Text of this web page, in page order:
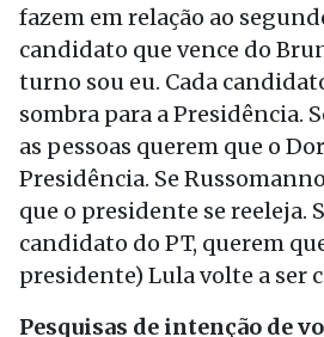
fazem em relação ao
candidato que vence do
turno sou eu. Cada
sombra para a Presidência.
as pessoas querem que o
Presidência. Se
que o presidente se reeleja.
candidato do PT, querem
presidente) Lula volte a ser
Pesquisas de intenção de